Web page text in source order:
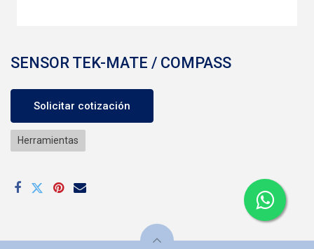
SENSOR TEK-MATE / COMPASS
Solicitar cotización
Herramientas